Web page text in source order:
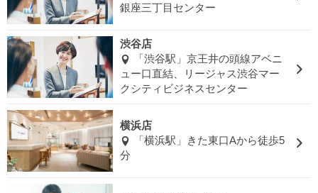
銀座三丁目センター
渋谷店
「渋谷駅」京王井の頭線アベニ
ュー口直結、リージャス渋谷マー
クシティビジネスセンター
横浜店
「横浜駅」きた東口Aから徒歩5
分